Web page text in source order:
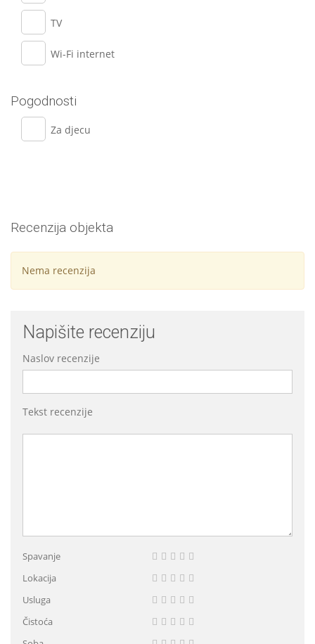
TV
Wi-Fi internet
Pogodnosti
Za djecu
Recenzija objekta
Nema recenzija
Napišite recenziju
Naslov recenzije
Tekst recenzije
Spavanje
Lokacija
Usluga
Čistoća